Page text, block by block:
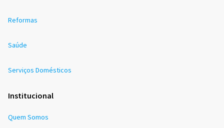
Reformas
Saúde
Serviços Domésticos
Institucional
Quem Somos